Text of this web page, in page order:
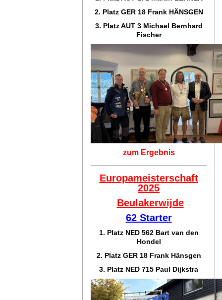
2. Platz GER 18 Frank HÄNSGEN
3. Platz AUT 3 Michael Bernhard
Fischer
zum Ergebnis
Europameisterschaft
2025
Beulakerwijde
62 Starter
1. Platz NED 562 Bart van den
Hondel
2. Platz GER 18 Frank Hänsgen
3. Platz NED 715 Paul Dijkstra